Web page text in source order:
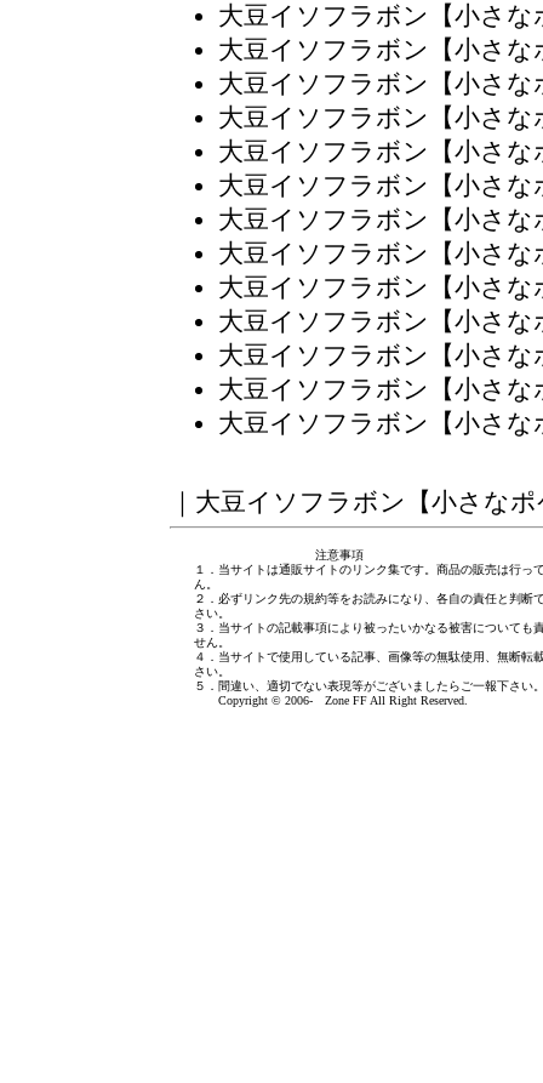
大豆イソフラボン【小さ
大豆イソフラボン【小さ
大豆イソフラボン【小さ
大豆イソフラボン【小さ
大豆イソフラボン【小さ
大豆イソフラボン【小さ
大豆イソフラボン【小さ
大豆イソフラボン【小さ
大豆イソフラボン【小さ
大豆イソフラボン【小さ
大豆イソフラボン【小さ
大豆イソフラボン【小さ
大豆イソフラボン【小さ
｜ 大豆イソフラボン【小さな
注意事項
１．当サイトは通販サイトのリンク集です。商品の販売は行っ
ん。
２．必ずリンク先の規約等をお読みになり、各自の責任と判断
さい。
３．当サイトの記載事項により被ったいかなる被害についても
せん。
４．当サイトで使用している記事、画像等の無駄使用、無断転
さい。
５．間違い、適切でない表現等がございましたら ご一報下さい
Copyright © 2006- Zone FF All Right Reserved.